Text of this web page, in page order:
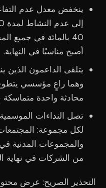
ينخفض معدل عدم
40 بالمائة في جميع
أصبح مناسبًا في النهاية.
يتلقى الداعمون الذين
وهما راعٍ مؤسسي
محادثة واحدة
تصل النداءات
لكل مجموعة:
والمجموعات المدنية في
من الشركات في نهاية
التحذير الصريح: عرض